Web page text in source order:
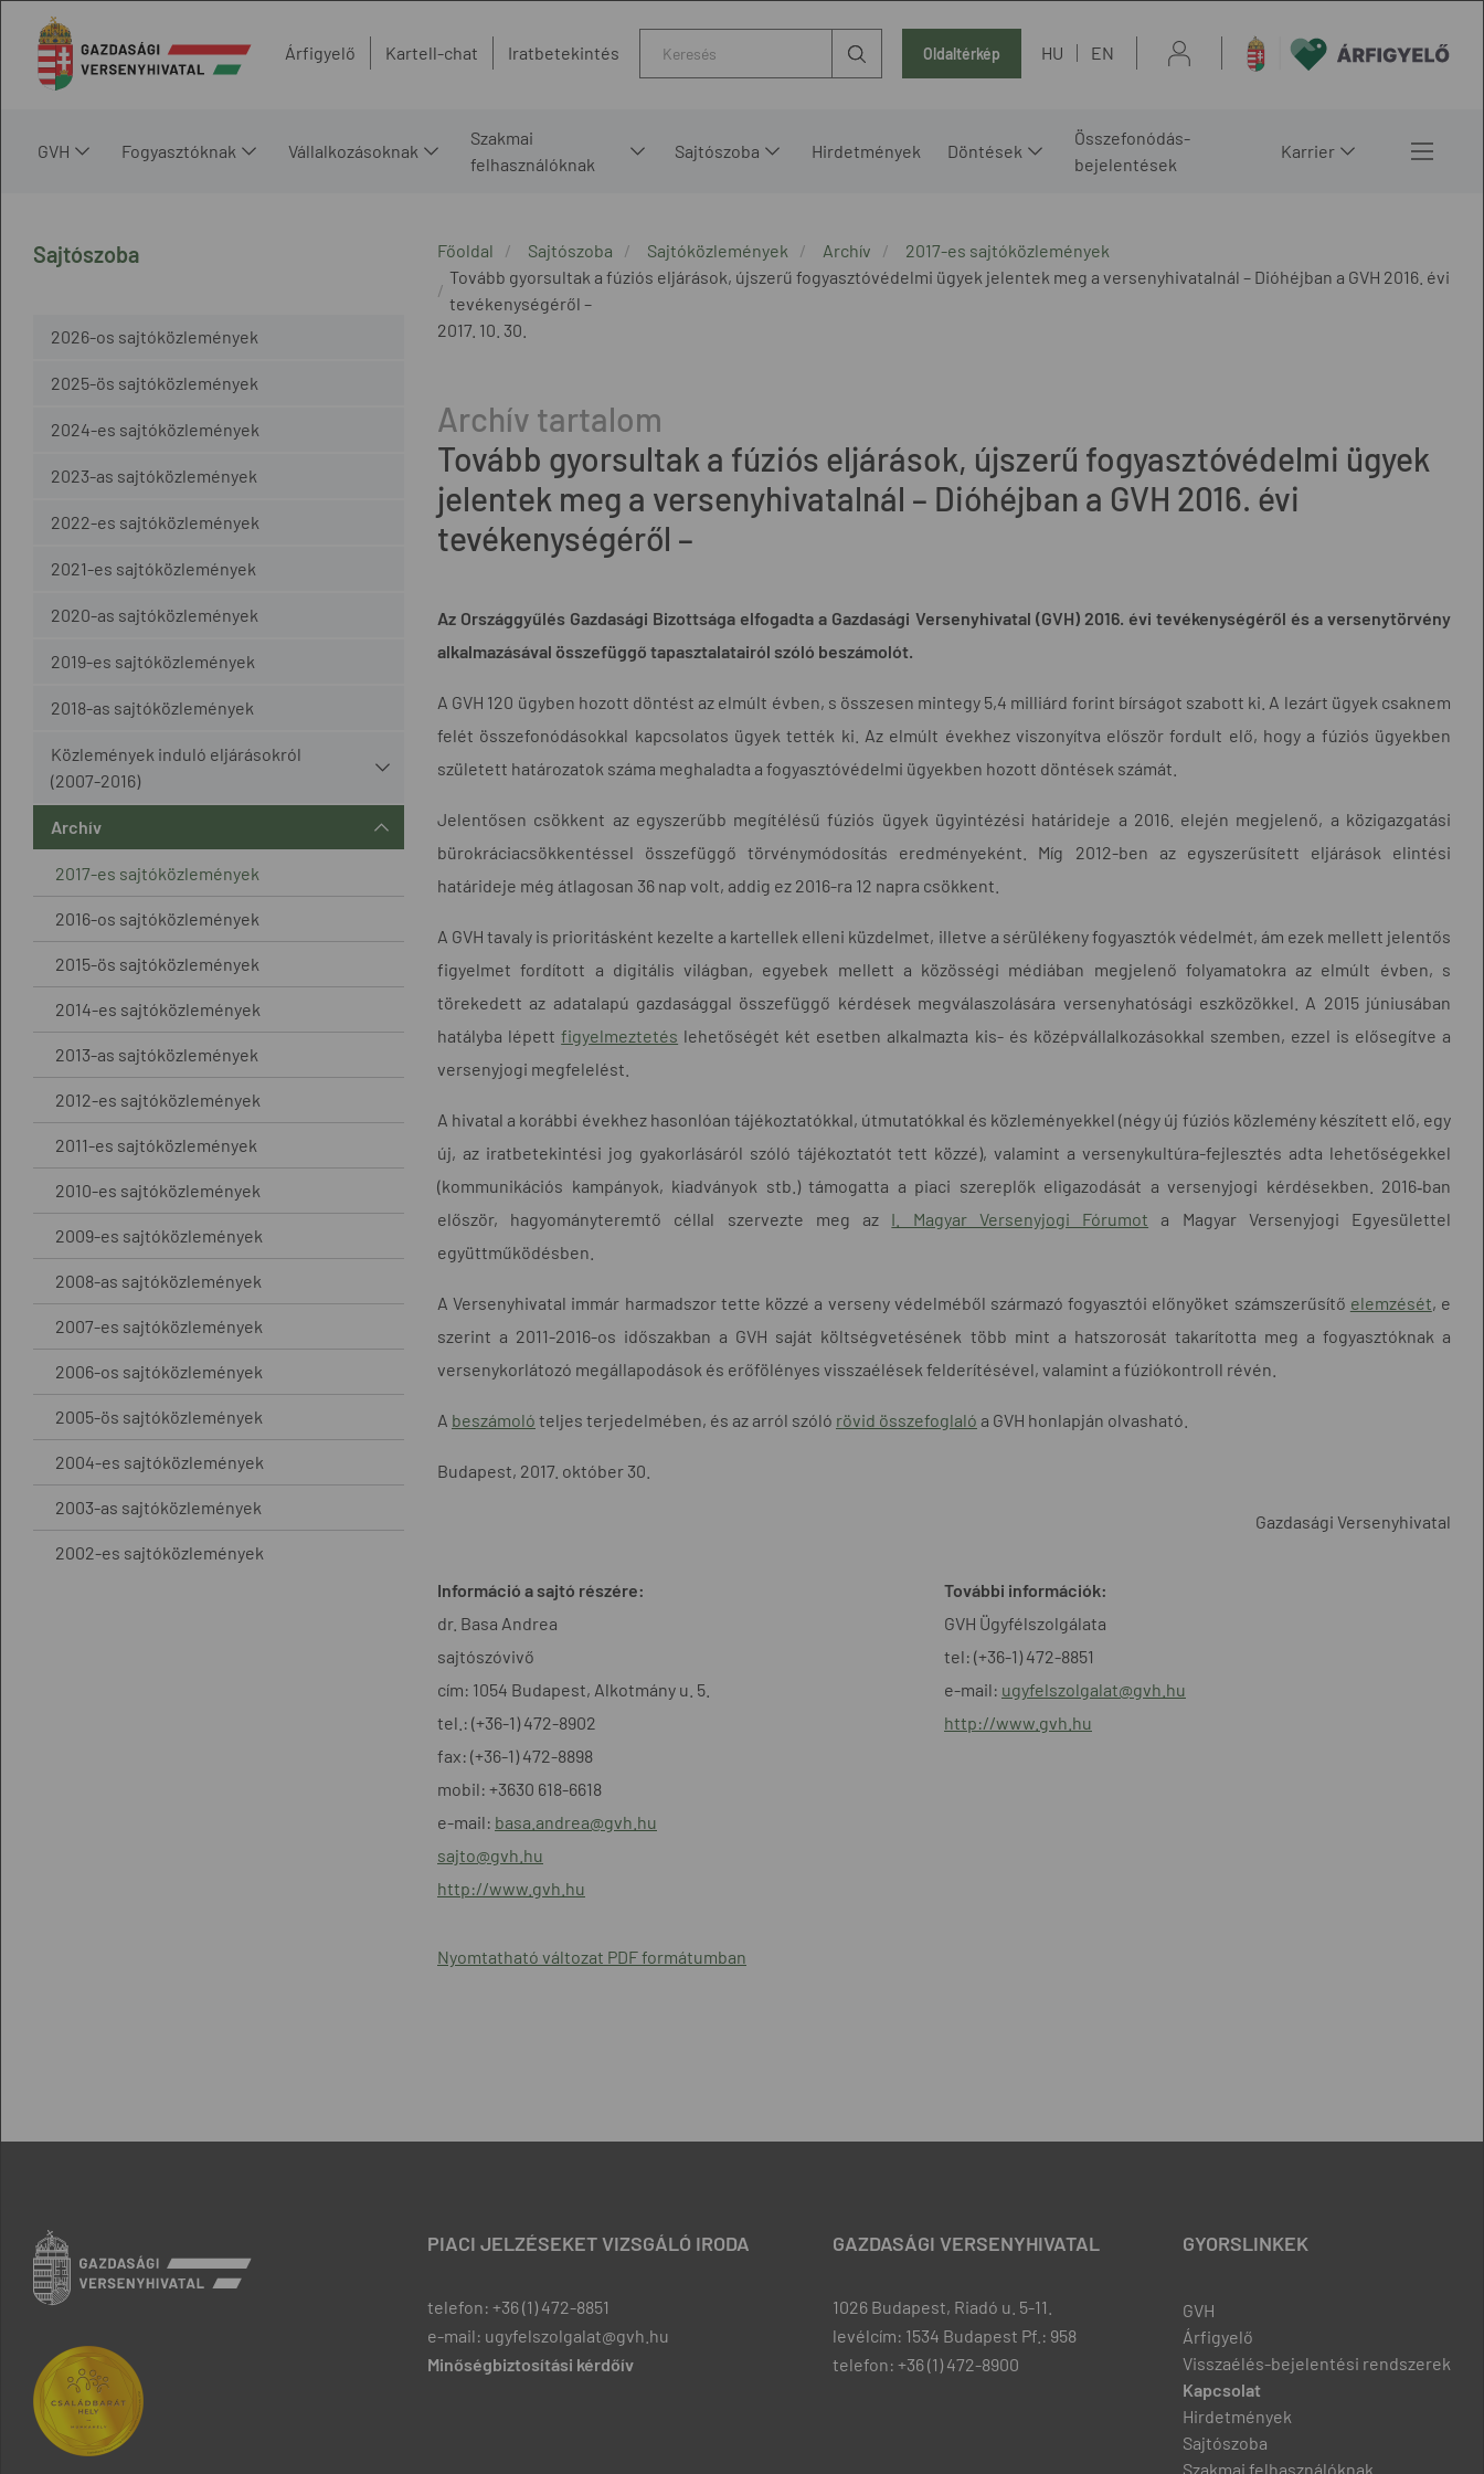
Árfigyelő Kartell-chat Iratbetekintés Oldaltérkép HU EN
GVH Fogyasztóknak Vállalkozásoknak
Szakmai
felhasználóknak
Sajtószoba Hirdetmények Döntések
Összefonódás-
bejelentések
Karrier
Sajtószoba
2026-os sajtóközlemények
2025-ös sajtóközlemények
2024-es sajtóközlemények
2023-as sajtóközlemények
2022-es sajtóközlemények
2021-es sajtóközlemények
2020-as sajtóközlemények
2019-es sajtóközlemények
2018-as sajtóközlemények
Közlemények induló eljárásokról
(2007-2016)
Archív
2017-es sajtóközlemények
2016-os sajtóközlemények
2015-ös sajtóközlemények
2014-es sajtóközlemények
2013-as sajtóközlemények
2012-es sajtóközlemények
2011-es sajtóközlemények
2010-es sajtóközlemények
2009-es sajtóközlemények
2008-as sajtóközlemények
2007-es sajtóközlemények
2006-os sajtóközlemények
2005-ös sajtóközlemények
2004-es sajtóközlemények
2003-as sajtóközlemények
2002-es sajtóközlemények
Főoldal Sajtószoba Sajtóközlemények Archív
2017-es sajtóközlemények
Tovább gyorsultak a fúziós eljárások, újszerű fogyasztóvédelmi ügyek jelentek meg a versenyhivatalnál – Dióhéjban a GVH 2016. évi
tevékenységéről –
2017. 10. 30.
Tovább gyorsultak a fúziós eljárások, újszerű fogyasztóvédelmi ügyek
jelentek meg a versenyhivatalnál – Dióhéjban a GVH 2016. évi
tevékenységéről –
Az Országgyűlés Gazdasági Bizottsága elfogadta a Gazdasági Versenyhivatal (GVH) 2016. évi tevékenységéről és a versenytörvény
alkalmazásával összefüggő tapasztalatairól szóló beszámolót.
A GVH 120 ügyben hozott döntést az elmúlt évben, s összesen mintegy 5,4 milliárd forint bírságot szabott ki. A lezárt ügyek csaknem
felét összefonódásokkal kapcsolatos ügyek tették ki. Az elmúlt évekhez viszonyítva először fordult elő, hogy a fúziós ügyekben
született határozatok száma meghaladta a fogyasztóvédelmi ügyekben hozott döntések számát.
Jelentősen csökkent az egyszerűbb megítélésű fúziós ügyek ügyintézési határideje a 2016. elején megjelenő, a közigazgatási
bürokráciacsökkentéssel összefüggő törvénymódosítás eredményeként. Míg 2012-ben az egyszerűsített eljárások elintési
határideje még átlagosan 36 nap volt, addig ez 2016-ra 12 napra csökkent.
A GVH tavaly is prioritásként kezelte a kartellek elleni küzdelmet, illetve a sérülékeny fogyasztók védelmét, ám ezek mellett jelentős
figyelmet fordított a digitális világban, egyebek mellett a közösségi médiában megjelenő folyamatokra az elmúlt évben, s
törekedett az adatalapú gazdasággal összefüggő kérdések megválaszolására versenyhatósági eszközökkel. A 2015 júniusában
hatályba lépettfigyelmeztetés lehetőségét két esetben alkalmazta kis- és középvállalkozásokkal szemben, ezzel is elősegítve a
versenyjogi megfelelést.
A hivatal a korábbi évekhez hasonlóan tájékoztatókkal, útmutatókkal és közleményekkel (négy új fúziós közlemény készített elő, egy
új, az iratbetekintési jog gyakorlásáról szóló tájékoztatót tett közzé), valamint a versenykultúra-fejlesztés adta lehetőségekkel
(kommunikációs kampányok, kiadványok stb.) támogatta a piaci szereplők eligazodását a versenyjogi kérdésekben. 2016‑ban
először, hagyományteremtő céllal szervezte meg az I. Magyar Versenyjogi Fórumot a Magyar Versenyjogi Egyesülettel
együttműködésben.
A Versenyhivatal immár harmadszor tette közzé a verseny védelméből származó fogyasztói előnyöket számszerűsítő elemzését, e
szerint a 2011-2016-os időszakban a GVH saját költségvetésének több mint a hatszorosát takarította meg a fogyasztóknak a
versenykorlátozó megállapodások és erőfölényes visszaélések felderítésével, valamint a fúziókontroll révén.
A beszámoló teljes terjedelmében, és az arról szóló rövid összefoglaló a GVH honlapján olvasható.
Budapest, 2017. október 30.
Gazdasági Versenyhivatal
Információ a sajtó részére:
dr. Basa Andrea
sajtószóvivő
cím: 1054 Budapest, Alkotmány u. 5.
tel.: (+36-1) 472-8902
fax: (+36-1) 472-8898
mobil: +3630 618-6618
e-mail: basa.andrea@gvh.hu
sajto@gvh.hu
http://www.gvh.hu
További információk:
GVH Ügyfélszolgálata
tel: (+36-1) 472-8851
e-mail: ugyfelszolgalat@gvh.hu
http://www.gvh.hu
Nyomtatható változat PDF formátumban
PIACI JELZÉSEKET VIZSGÁLÓ IRODA
telefon: +36 (1) 472-8851
e-mail: ugyfelszolgalat@gvh.hu
Minőségbiztosítási kérdőív
GAZDASÁGI VERSENYHIVATAL
1026 Budapest, Riadó u. 5-11.
levélcím: 1534 Budapest Pf.: 958
telefon: +36 (1) 472-8900
GYORSLINKEK
GVH
Árfigyelő
Visszaélés-bejelentési rendszerek
Kapcsolat
Hirdetmények
Sajtószoba
Szakmai felhasználóknak